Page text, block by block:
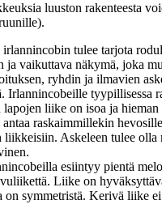
luuston rakenteesta
irlannincobin tulee tarjota
ja vaikuttava näkymä, joka
ryhdin ja ilmavien
Irlannincobeille tyypillisessa
lapojen liike on isoa ja
raskaimmillekin
liikkeisiin. Askeleen tulee olla
esiintyy pientä
Liike on
on symmetristä. Kerivä liike